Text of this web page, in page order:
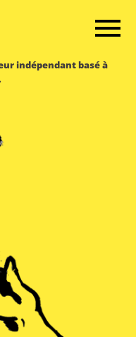
indépendant basé à